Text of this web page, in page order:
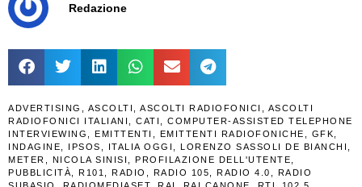
Redazione
ADVERTISING ASCOLTI ASCOLTI RADIOFONICI
ASCOLTI
RADIOFONICI ITALIANI
CATI
COMPUTER-ASSISTED TELEPHONE
INTERVIEWING
EMITTENTI EMITTENTI RADIOFONICHE GFK
INDAGINE
IPSOS ITALIA OGGI LORENZO SASSOLI DE BIANCHI
METER
NICOLA SINISI PROFILAZIONE DELL'UTENTE
PUBBLICITÀ
R101 RADIO RADIO 105 RADIO 4.0
RADIO